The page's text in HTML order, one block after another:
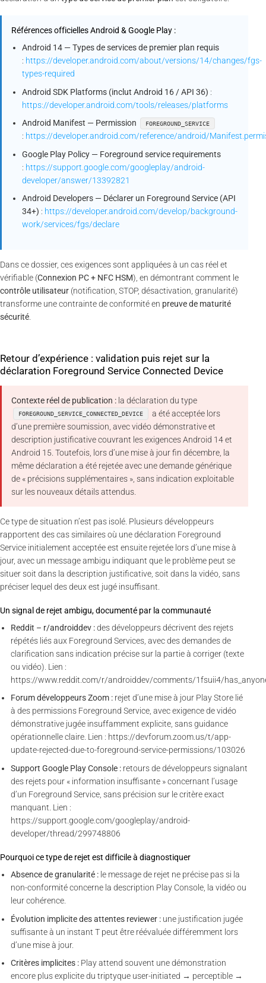
Références officielles Android & Google Play :
Android 14 — Types de services de premier plan requis
: https://developer.android.com/about/versions/14/changes/fgs-
types-required
Android SDK Platforms (inclut Android 16 / API 36) :
https://developer.android.com/tools/releases/platforms
Android Manifest — Permission
FOREGROUND_SERVICE
: https://developer.android.com/reference/android/
Google Play Policy — Foreground service requirements
: https://support.google.com/googleplay/android-
developer/answer/13392821
Android Developers — Déclarer un Foreground Service (API
34+) : https://developer.android.com/develop/background-
work/services/fgs/declare
Dans ce dossier, ces exigences sont appliquées à un cas réel et
vérifiable (Connexion PC + NFC HSM), en démontrant comment le
contrôle utilisateur (notification, STOP, désactivation, granularité)
transforme une contrainte de conformité en preuve de maturité
sécurité.
Retour d’expérience : validation puis rejet sur la
déclaration Foreground Service Connected Device
Contexte réel de publication : la déclaration du type
FOREGROUND_SERVICE_CONNECTED_DEVICE
a été acceptée lors
d’une première soumission, avec vidéo démonstrative et
description justificative couvrant les exigences Android 14 et
Android 15. Toutefois, lors d’une mise à jour fin décembre, la
même déclaration a été rejetée avec une demande générique
de « précisions supplémentaires », sans indication exploitable
sur les nouveaux détails attendus.
Ce type de situation n’est pas isolé. Plusieurs développeurs
rapportent des cas similaires où une déclaration Foreground
Service initialement acceptée est ensuite rejetée lors d’une mise à
jour, avec un message ambigu indiquant que le problème peut se
situer soit dans la description justificative, soit dans la vidéo, sans
préciser lequel des deux est jugé insuffisant.
Un signal de rejet ambigu, documenté par la communauté
Reddit – r/androiddev :des développeurs décrivent des rejets
répétés liés aux Foreground Services, avec des demandes de
clarification sans indication précise sur la partie à corriger (texte
ou vidéo). Lien :
https://www.reddit.com/r/androiddev/comments/1fsuii4/
Forum développeurs Zoom : rejet d’une mise à jour Play Store lié
à des permissions Foreground Service, avec exigence de vidéo
démonstrative jugée insuffamment explicite, sans guidance
opérationnelle claire. Lien : https://devforum.zoom.us/t/app-
update-rejected-due-to-foreground-service-permissions/103026
Support Google Play Console : retours de développeurs signalant
des rejets pour « information insuffisante » concernant l’usage
d’un Foreground Service, sans précision sur le critère exact
manquant. Lien :
https://support.google.com/googleplay/android-
developer/thread/299748806
Pourquoi ce type de rejet est difficile à diagnostiquer
Absence de granularité : le message de rejet ne précise pas si la
non-conformité concerne la description Play Console, la vidéo ou
leur cohérence.
Évolution implicite des attentes reviewer : une justification jugée
suffisante à un instant T peut être réévaluée différemment lors
d’une mise à jour.
Critères implicites : Play attend souvent une démonstration
encore plus explicite du triptyque user-initiated → perceptible →